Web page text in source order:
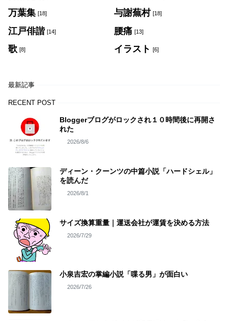
万葉集 [18] 与謝蕪村 [18]
江戸俳諧 [14] 腰痛 [13]
歌 [8] イラスト [6]
最新記事
RECENT POST
Bloggerブログがロックされ１０時間後に再開さ
れた
2026/8/6
ディーン・クーンツの中篇小説「ハードシェル」
を読んだ
2026/8/1
サイズ換算重量｜運送会社が運賃を決める方法
2026/7/29
小泉吉宏の掌編小説「喋る男」が面白い
2026/7/26